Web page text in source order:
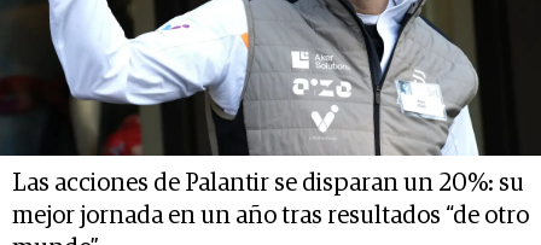
Las acciones de Palantir se disparan un 20%: su
mejor jornada en un año tras resultados “de otro